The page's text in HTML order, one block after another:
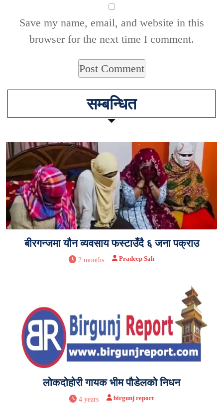
Save my name, email, and website in this
browser for the next time I comment.
सम्बन्धित
बीरगन्जमा यौन व्यवसाय फस्टाउँदै ६ जना पक्राउ
2 months Pradeep Sah
लोकदोहोरी गायक भीम पौडेलको निधन
4 years birgunj report